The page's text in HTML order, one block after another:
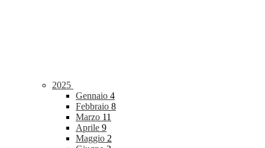
2025
Gennaio 4
Febbraio 8
Marzo 11
Aprile 9
Maggio 2